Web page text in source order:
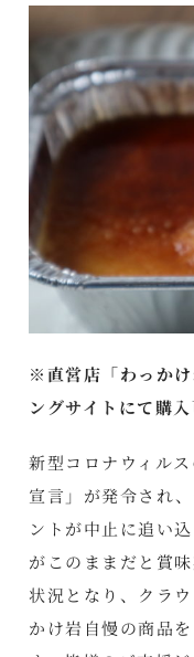
※直営店「わっかけ
ングサイト にて購
新型コロナウィル
宣言」が発令され
ントが中止に追い
がこのままだと賞
状況となり、クラ
かけ岩自慢の商品